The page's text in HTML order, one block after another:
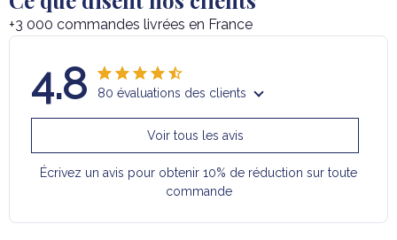
+3 000 commandes livrées en France
4.8 80 évaluations des clients
Voir tous les avis
Écrivez un avis pour obtenir 10% de réduction sur toute
commande